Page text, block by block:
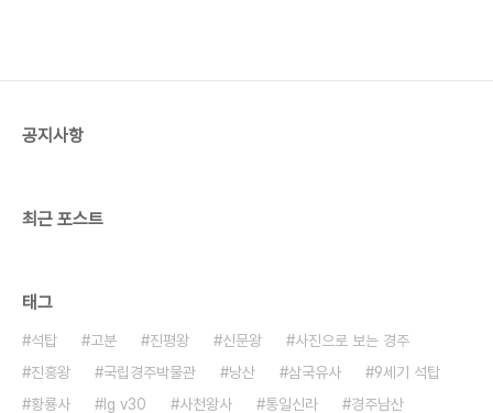
공지사항
최근 포스트
태그
석탑 고분 진평왕 신문왕
사진으로 보는 경주
진흥왕
국립경주박물관 낭산 삼국유사
9세기 석탑
황룡사
lg v30 사천왕사 통일신라
경주남산